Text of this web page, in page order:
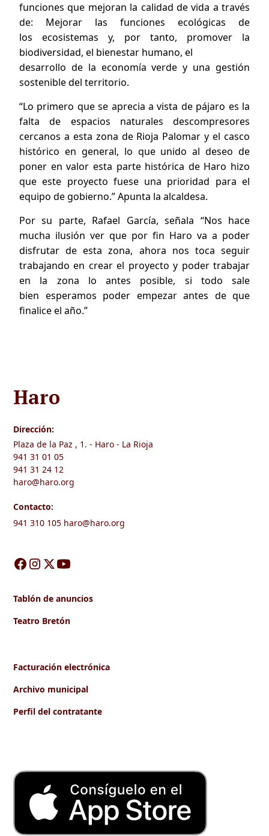
funciones que mejoran la calidad de vida a través
de: Mejorar las funciones ecológicas de
los ecosistemas y, por tanto, promover la
biodiversidad, el bienestar humano, el
desarrollo de la economía verde y una gestión
sostenible del territorio.
“Lo primero que se aprecia a vista de pájaro es la
falta de espacios naturales descompresores
cercanos a esta zona de Rioja Palomar y el casco
histórico en general, lo que unido al deseo de
poner en valor esta parte histórica de Haro hizo
que este proyecto fuese una prioridad para el
equipo de gobierno.” Apunta la alcaldesa.
Por su parte, Rafael García, señala “Nos hace
mucha ilusión ver que por fin Haro va a poder
disfrutar de esta zona, ahora nos toca seguir
trabajando en crear el proyecto y poder trabajar
en la zona lo antes posible, si todo sale
bien esperamos poder empezar antes de que
finalice el año.”
Haro
Dirección:
Plaza de la Paz , 1. - Haro - La Rioja
941 31 01 05
941 31 24 12
haro@haro.org
Contacto:
941 310 105 haro@haro.org
Tablón de anuncios
Teatro Bretón
Facturación electrónica
Archivo municipal
Perfil del contratante